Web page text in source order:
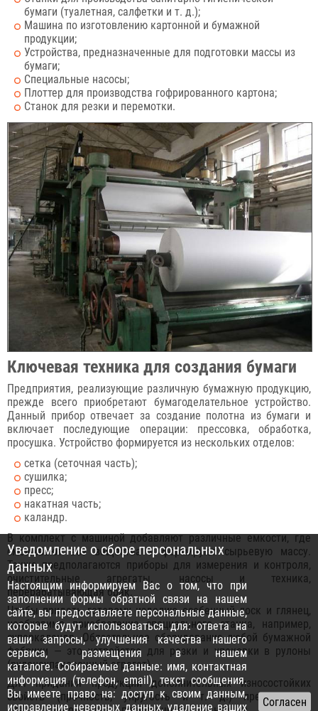
бумаги (туалетная, салфетки и т. д.);
Машина по изготовлению картонной и бумажной
продукции;
Устройства, предназначенные для подготовки массы из
бумаги;
Специальные насосы;
Плоттер для производства гофрированного картона;
Станок для резки и перемотки.
Ключевая техника для создания бумаги
Предприятия, реализующие различную бумажную продукцию,
прежде всего приобретают бумагоделательное устройство.
Данный прибор отвечает за создание полотна из бумаги и
включает последующие операции: прессовка, обработка,
просушка. Устройство формируется из нескольких отделов:
сетка (сеточная часть);
сушилка;
пресс;
накатная часть;
каландр.
В комплект с машиной добавляют различные емкости, где
смешивают все вещества и формируют сырьевую массу.
Также предполагаются приборы для измерения и контроля,
очистительные агрегаты, насосы и техника,
перерабатывающая брак.
Чтобы придать готовому изделию особенный лоск и глянец,
необходимо приобретение специального станка, например,
суперкаландр. Обязательное оборудование любой бумажной
фабрики — это устройства для резки и упаковки в рулоны
(рулоноупаковочный агрегат).
Для придания продукции дополнительных износостойких
свойств (прочность, упругость и т. д.) предлагаются
Уведомление о сборе персональных
данных
Настоящим информируем Вас о том, что при
заполнении формы обратной связи на нашем
сайте, вы предоставляете персональные данные,
которые будут использоваться для: ответа на
ваши запросы, улучшения качества нашего
сервиса, размещения в нашем
каталоге. Собираемые данные: имя, контактная
информация (телефон, email), текст сообщения.
Вы имеете право на: доступ к своим данным,
исправление неверных данных, удаление ваших